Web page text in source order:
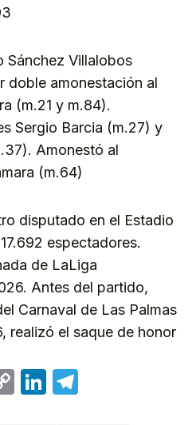
Sánchez Villalobos
doble amonestación al
(m.21 y m.84).
Sergio Barcia (m.27) y
Amonestó al
(m.64)
disputado en el Estadio
espectadores.
de LaLiga
Antes del partido,
Carnaval de Las Palmas
realizó el saque de honor
CopyLinkedIn